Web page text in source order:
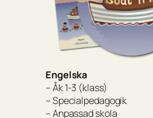
Engelska
– Åk 1-3 (klass)
– Specialpedagogik
– Anpassad skola